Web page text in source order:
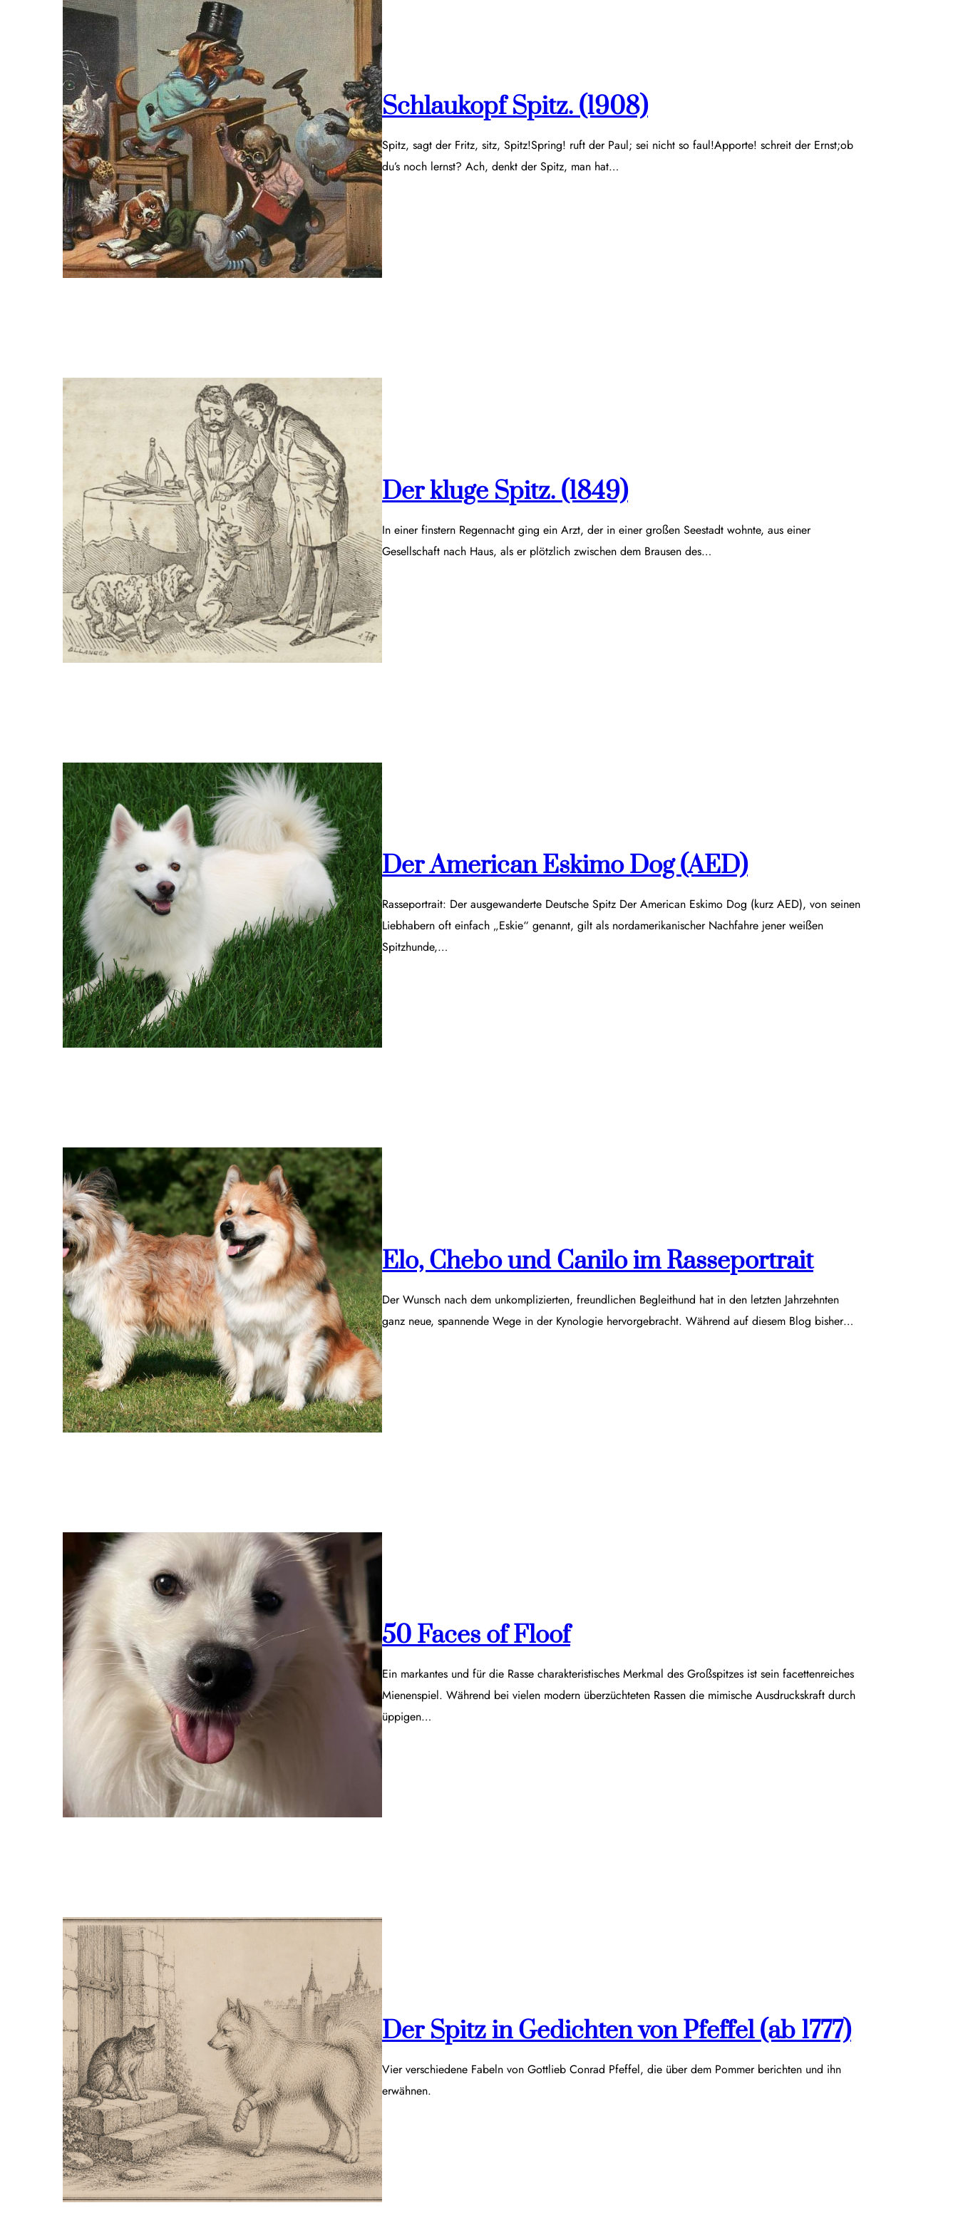
Schlaukopf Spitz. (1908)
Spitz, sagt der Fritz, sitz, Spitz!Spring! ruft der Paul; sei nicht so faul!Apporte! schreit der Ernst;ob
du’s noch lernst? Ach, denkt der Spitz, man hat…
Der kluge Spitz. (1849)
In einer finstern Regennacht ging ein Arzt, der in einer großen Seestadt wohnte, aus einer
Gesellschaft nach Haus, als er plötzlich zwischen dem Brausen des…
Der American Eskimo Dog (AED)
Rasseportrait: Der ausgewanderte Deutsche Spitz Der American Eskimo Dog (kurz AED), von seinen
Liebhabern oft einfach „Eskie“ genannt, gilt als nordamerikanischer Nachfahre jener weißen
Spitzhunde,…
Elo, Chebo und Canilo im Rasseportrait
Der Wunsch nach dem unkomplizierten, freundlichen Begleithund hat in den letzten Jahrzehnten
ganz neue, spannende Wege in der Kynologie hervorgebracht. Während auf diesem Blog bisher…
50 Faces of Floof
Ein markantes und für die Rasse charakteristisches Merkmal des Großspitzes ist sein facettenreiches
Mienenspiel. Während bei vielen modern überzüchteten Rassen die mimische Ausdruckskraft durch
üppigen…
Der Spitz in Gedichten von Pfeffel (ab 1777)
Vier verschiedene Fabeln von Gottlieb Conrad Pfeffel, die über dem Pommer berichten und ihn
erwähnen.